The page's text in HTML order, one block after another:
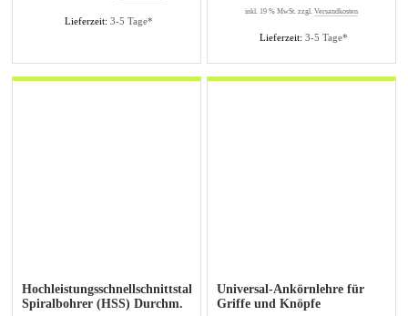
Lieferzeit: 3-5 Tage*
Lieferzeit: 3-5 Tage*
inkl. 19 % MwSt. zzgl. Versandkosten
Hochleistungsschnellschnittstahl-
Spiralbohrer (HSS) Durchm.
Universal-Ankörnlehre für
Griffe und Knöpfe